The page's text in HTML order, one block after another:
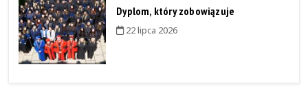
Dyplom, który zobowiązuje
22 lipca 2026